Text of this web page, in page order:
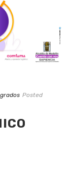
Posted